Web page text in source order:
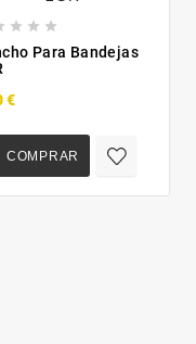
  
Para Bandejas
€
COMPRAR